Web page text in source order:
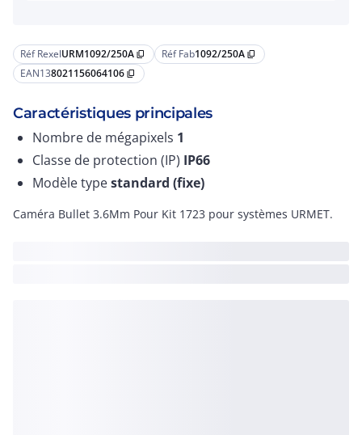
Réf RexelURM1092/250A content_copy Réf Fab1092/250A content_copy
EAN138021156064106 content_copy
Caractéristiques principales
Nombre de mégapixels 1
Classe de protection (IP) IP66
Modèle typestandard (fixe)
Caméra Bullet 3.6Mm Pour Kit 1723 pour systèmes URMET.